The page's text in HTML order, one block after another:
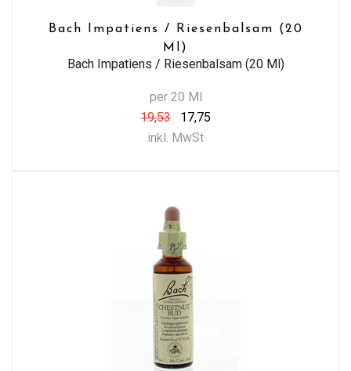
Bach Impatiens / Riesenbalsam (20
Ml)
Bach Impatiens / Riesenbalsam (20 Ml)
per 20 Ml
19,53
17,75
inkl. MwSt